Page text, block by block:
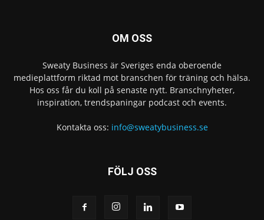
OM OSS
Sweaty Business är Sveriges enda oberoende
medieplattform riktad mot branschen för träning och hälsa.
Hos oss får du koll på senaste nytt. Branschnyheter,
inspiration, trendspaningar podcast och events.
Kontakta oss: info@sweatybusiness.se
FÖLJ OSS